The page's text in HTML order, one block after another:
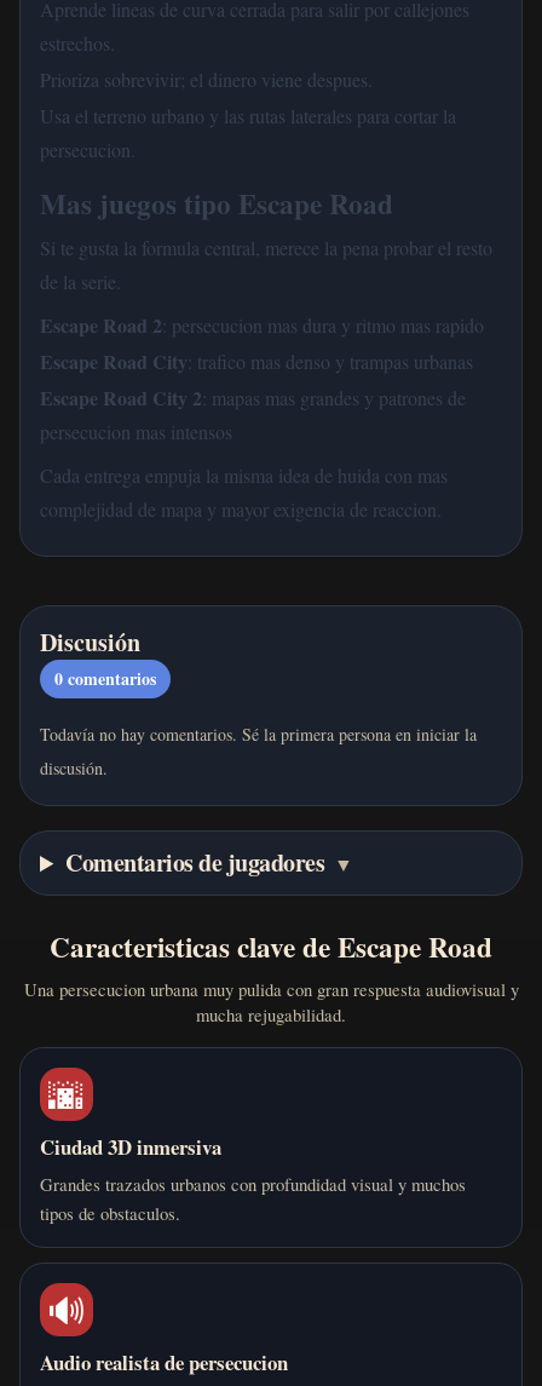
Aprende lineas de curva cerrada para salir por callejones
estrechos.
Prioriza sobrevivir; el dinero viene despues.
Usa el terreno urbano y las rutas laterales para cortar la
persecucion.
Mas juegos tipo Escape Road
Si te gusta la formula central, merece la pena probar el resto
de la serie.
Escape Road 2: persecucion mas dura y ritmo mas rapido
Escape Road City: trafico mas denso y trampas urbanas
Escape Road City 2: mapas mas grandes y patrones de
persecucion mas intensos
Cada entrega empuja la misma idea de huida con mas
complejidad de mapa y mayor exigencia de reaccion.
Discusión
0comentarios
Todavía no hay comentarios. Sé la primera persona en iniciar la
discusión.
Comentarios de jugadores ▼
Caracteristicas clave de Escape Road
Una persecucion urbana muy pulida con gran respuesta audiovisual y
mucha rejugabilidad.
🌆
Ciudad 3D inmersiva
Grandes trazados urbanos con profundidad visual y muchos
tipos de obstaculos.
🔊
Audio realista de persecucion